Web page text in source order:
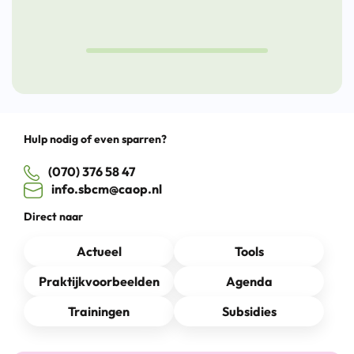
Drag
Hulp nodig of even sparren?
(070) 376 58 47
info.sbcm@caop.nl
Direct naar
Actueel
Tools
Praktijkvoorbeelden
Agenda
Trainingen
Subsidies